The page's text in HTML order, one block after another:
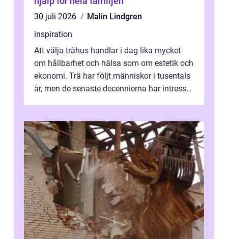
30 juli 2026
Malin Lindgren
inspiration
Att välja trähus handlar i dag lika mycket
om hållbarhet och hälsa som om estetik och
ekonomi. Trä har följt människor i tusentals
år, men de senaste decennierna har intresset